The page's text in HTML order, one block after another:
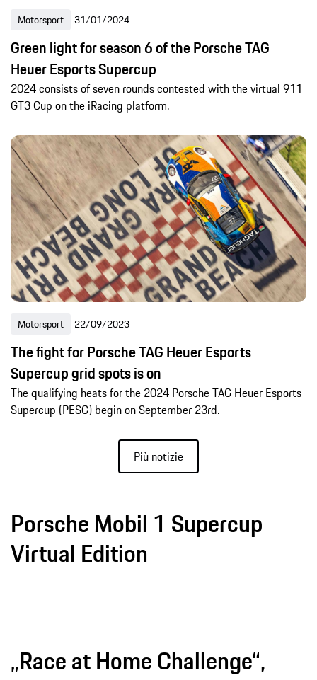
Motorsport 31/01/2024
Green light for season 6 of the Porsche TAG
Heuer Esports Supercup
2024 consists of seven rounds contested with the virtual 911
GT3 Cup on the iRacing platform.
Motorsport 22/09/2023
The fight for Porsche TAG Heuer Esports
Supercup grid spots is on
The qualifying heats for the 2024 Porsche TAG Heuer Esports
Supercup (PESC) begin on September 23rd.
Più notizie
Porsche Mobil 1 Supercup
Virtual Edition
„Race at Home Challenge“,